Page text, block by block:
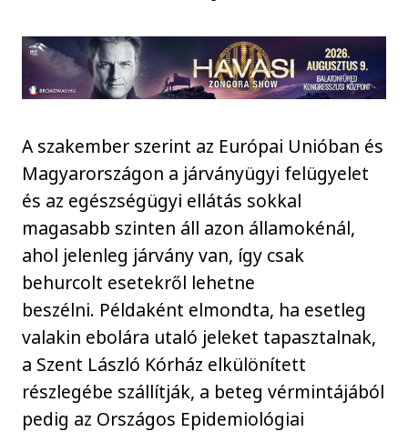
A szakember szerint az Európai Unióban és
Magyarországon a járványügyi felügyelet
és az egészségügyi ellátás sokkal
magasabb szinten áll azon államokénál,
ahol jelenleg járvány van, így csak
behurcolt esetekről lehetne
beszélni. Példaként elmondta, ha esetleg
valakin ebolára utaló jeleket tapasztalnak,
a Szent László Kórház elkülönített
részlegébe szállítják, a beteg vérmintájából
pedig az Országos Epidemiológiai